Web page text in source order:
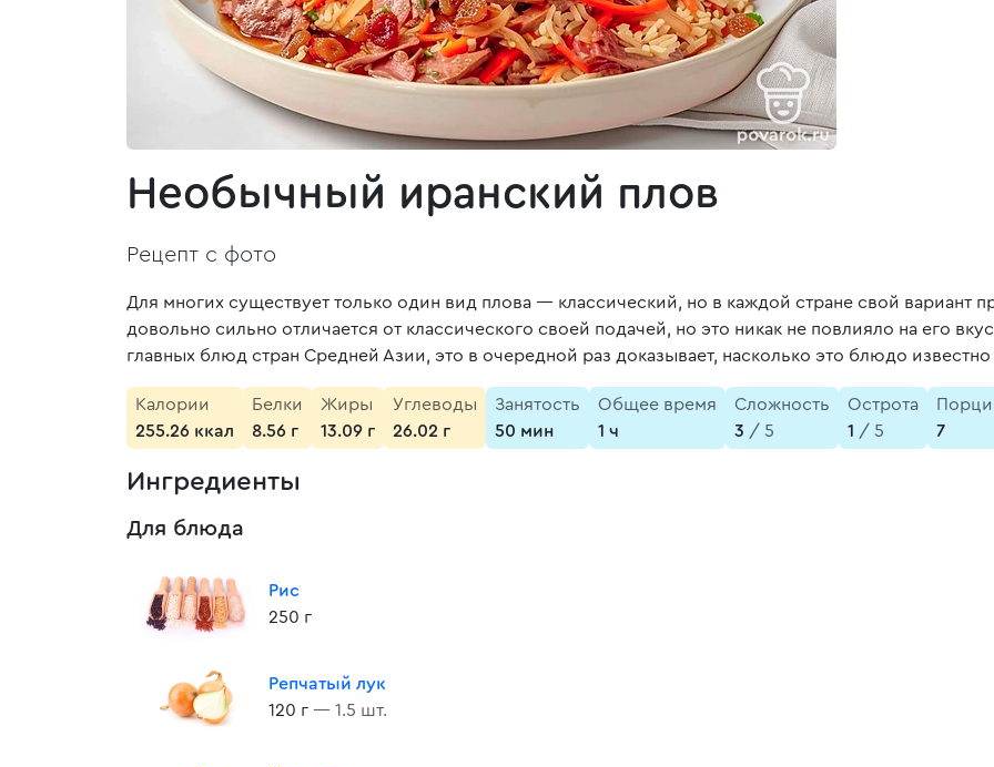
Необычный иранский плов
Рецепт с фото
Для многих существует только один вид плова — классический, но в каждой стране свой вариант
довольно сильно отличается от классического своей подачей, но это никак не повлияло на его
главных блюд стран Средней Азии, это в очередной раз доказывает, насколько это блюдо
Калории
255.26 ккал
Белки
8.56 г
Жиры
13.09 г
Углеводы
26.02 г
Занятость
50 мин
Общее время
1 ч
Сложность
3 / 5
Острота
1 / 5
7
Ингредиенты
Для блюда
Рис
250 г
Репчатый лук
120 г — 1.5 шт.